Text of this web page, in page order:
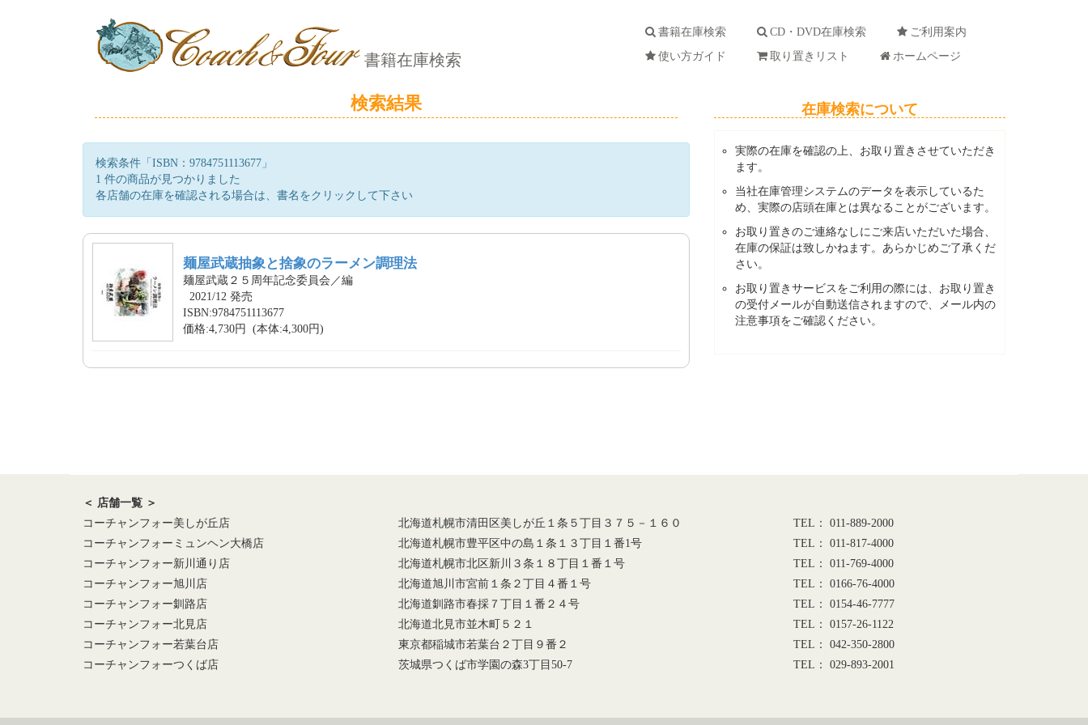
書籍在庫検索
書籍在庫検索 CD・DVD在庫検索
ご利用案内
使い方ガイド
取り置きリスト ホームページ
検索結果
検索条件「ISBN：9784751113677」
1 件の商品が見つかりました
各店舗の在庫を確認される場合は、書名をクリックして下さい
麺屋武蔵抽象と捨象のラーメン調理法
麺屋武蔵２５周年記念委員会／編
2021/12 発売
ISBN:9784751113677
価格:4,730円 (本体:4,300円)
在庫検索について
実際の在庫を確認の上、お取り置きさせていただき
ます。
当社在庫管理システムのデータを表示しているた
め、実際の店頭在庫とは異なることがございます。
お取り置きのご連絡なしにご来店いただいた場合、
在庫の保証は致しかねます。あらかじめご了承くだ
さい。
お取り置きサービスをご利用の際には、お取り置き
の受付メールが自動送信されますので、メール内の
注意事項をご確認ください。
＜ 店舗一覧 ＞
コーチャンフォー美しが丘店
北海道札幌市清田区美しが丘１条５丁目３７５－１６０
TEL： 011-889-2000
コーチャンフォーミュンヘン大橋店
北海道札幌市豊平区中の島１条１３丁目１番1号
TEL： 011-817-4000
コーチャンフォー新川通り店
北海道札幌市北区新川３条１８丁目１番１号
TEL： 011-769-4000
コーチャンフォー旭川店
北海道旭川市宮前１条２丁目４番１号
TEL： 0166-76-4000
コーチャンフォー釧路店
北海道釧路市春採７丁目１番２４号
TEL： 0154-46-7777
コーチャンフォー北見店
北海道北見市並木町５２１
TEL： 0157-26-1122
コーチャンフォー若葉台店
東京都稲城市若葉台２丁目９番２
TEL： 042-350-2800
コーチャンフォーつくば店
茨城県つくば市学園の森3丁目50-7 TEL： 029-893-2001